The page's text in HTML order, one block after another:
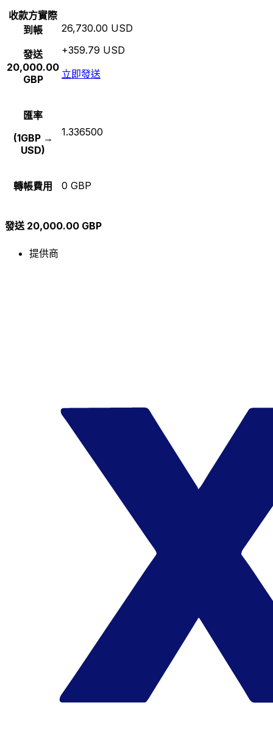
收款方實際
到帳
發送
20,000.00
GBP
26,730.00 USD
+359.79 USD
立即發送
匯率
(1GBP →
USD)
1.336500
轉帳費用 0 GBP
發送 20,000.00 GBP
提供商